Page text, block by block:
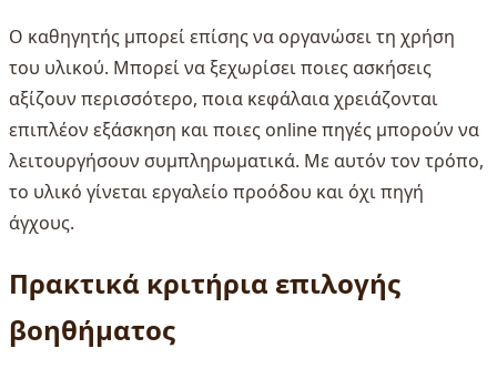
Ο καθηγητής μπορεί επίσης να οργανώσει τη χρήση
του υλικού. Μπορεί να ξεχωρίσει ποιες ασκήσεις
αξίζουν περισσότερο, ποια κεφάλαια χρειάζονται
επιπλέον εξάσκηση και ποιες online πηγές μπορούν να
λειτουργήσουν συμπληρωματικά. Με αυτόν τον τρόπο,
το υλικό γίνεται εργαλείο προόδου και όχι πηγή
άγχους.
Πρακτικά κριτήρια επιλογής
βοηθήματος